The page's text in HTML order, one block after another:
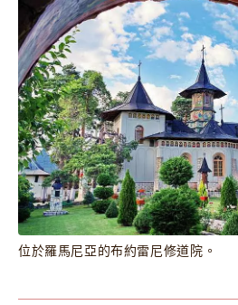
位於羅馬尼亞的布約雷尼修道院。